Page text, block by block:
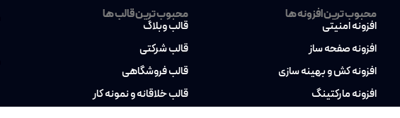
محبوب ترین افزونه ها
افزونه امنیتی
افزونه صفحه ساز
افزونه کش و بهینه سازی
افزونه مارکتینگ
محبوب ترین قالب ها
قالب وبلاگ
قالب شرکتی
قالب فروشگاهی
قالب خلاقانه و نمونه کار